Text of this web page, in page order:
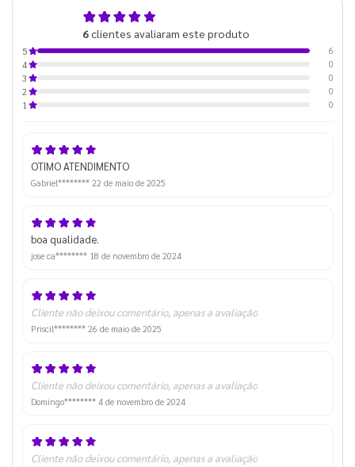
6clientes avaliaram este produto
5
6
4
0
3
0
2
0
1
0
OTIMO ATENDIMENTO
Gabriel******** 22 de maio de 2025
boa qualidade.
jose ca******** 18 de novembro de 2024
Cliente não deixou comentário, apenas a avaliação
Priscil******** 26 de maio de 2025
Cliente não deixou comentário, apenas a avaliação
Domingo******** 4 de novembro de 2024
Cliente não deixou comentário, apenas a avaliação